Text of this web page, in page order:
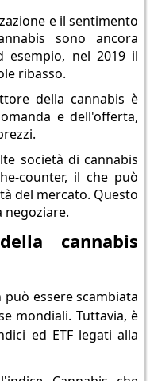
e il sentimento
sono ancora
esempio, nel 2019 il
ribasso.
della cannabis è
e dell'offerta,
società di cannabis
counter, il che può
del mercato. Questo
cannabis
essere scambiata
mondiali. Tuttavia, è
ed ETF legati alla